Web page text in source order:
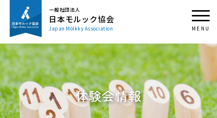
一般社団法人
日本モルック協会
Japan Mölkky Association
体験会情報